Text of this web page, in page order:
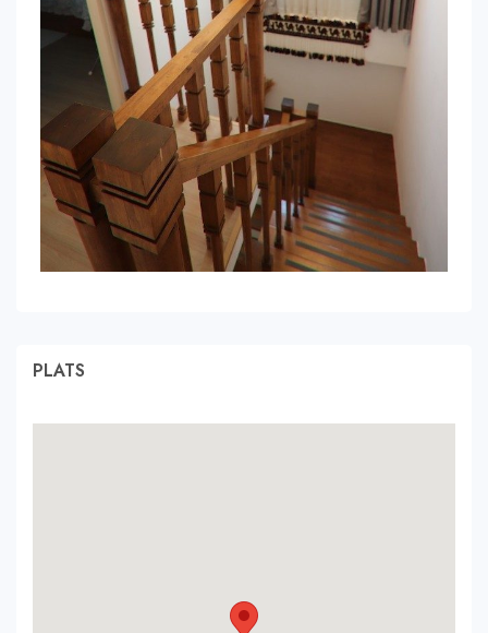
PLATS